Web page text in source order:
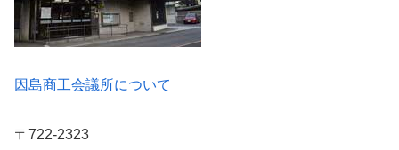
因島商工会議所について
〒722-2323